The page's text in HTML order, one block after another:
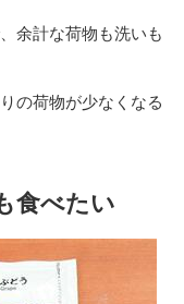
余計な荷物も洗いも
の荷物が少なくなる
食べたい